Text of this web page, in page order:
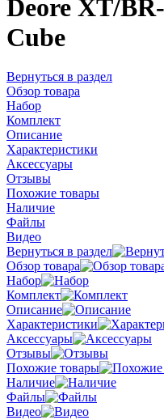
Deore XT/
Cube
Вернуться в раздел
Обзор товара
Набор
Комплект
Описание
Характеристики
Аксессуары
Отзывы
Похожие товары
Наличие
Файлы
Видео
Вернуться в раздел
Обзор товара
Набор
Комплект
Описание
Характеристики
Аксессуары
Отзывы
Похожие товары
Наличие
Файлы
Видео